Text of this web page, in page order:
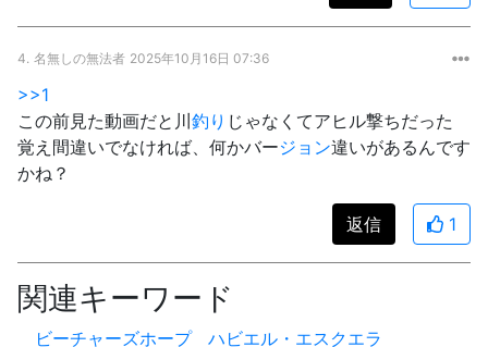
4. 名無しの無法者 2025年10月16日 07:36
>>1
この前見た動画だと川釣り じゃなくてアヒル撃ちだった
覚え間違いでなければ、何かバージョン違いがあるんです
かね？
返信 1
関連キーワード
ビーチャーズホープ
ハビエル・エスクエラ